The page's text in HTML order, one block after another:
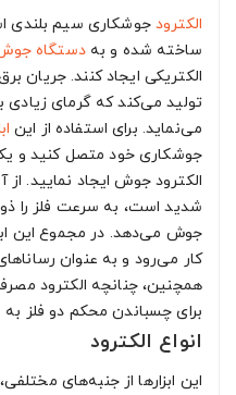
الکترودجوشکاری سیم بلندی
ساخته شده و بهدستگاه
الکتریکی ایجاد کنند. جریان
تولید می‌کند که گرمای زیادی
می‌نماید. برای استفاده از این
جوشکاری خود متصل کنید و
الکترود جوش ایجاد نمایید.
شدید است، به سرعت فلز را
جوش می‌دهد. در مجموع این
کار می‌رود و به عنوان
همچنین، چنانچه الکترود
برای چسباندن محکم دو فلز به
انواع الکترود
این ابزارها از جنبه‌های